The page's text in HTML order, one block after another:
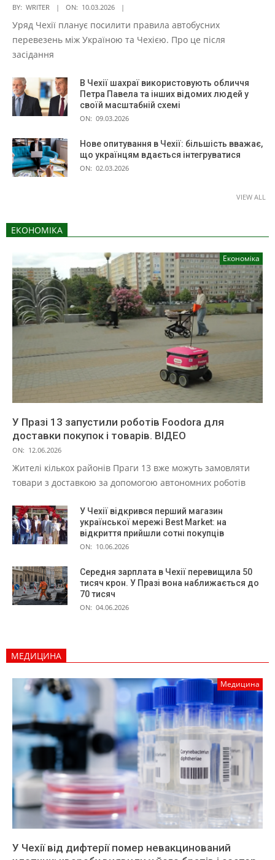
BY: WRITER ON: 10.03.2026
Уряд Чехії планує посилити правила автобусних
перевезень між Україною та Чехією. Про це після
засідання
В Чехії шахраї використовують обличчя
Петра Павела та інших відомих людей у
своїй масштабній схемі
ON: 09.03.2026
Нове опитування в Чехії: більшість вважає,
що українцям вдається інтегруватися
ON: 02.03.2026
VIEW ALL
ЕКОНОМІКА
Економіка
У Празі 13 запустили роботів Foodora для
доставки покупок і товарів. ВІДЕО
ON: 12.06.2026
Жителі кількох районів Праги 13 вже можуть замовляти
товари з доставкою за допомогою автономних роботів
У Чехії відкрився перший магазин
української мережі Best Market: на
відкриття прийшли сотні покупців
ON: 10.06.2026
Середня зарплата в Чехії перевищила 50
тисяч крон. У Празі вона наближається до
70 тисяч
ON: 04.06.2026
МЕДИЦИНА
Медицина
У Чехії від дифтерії помер невакцинований